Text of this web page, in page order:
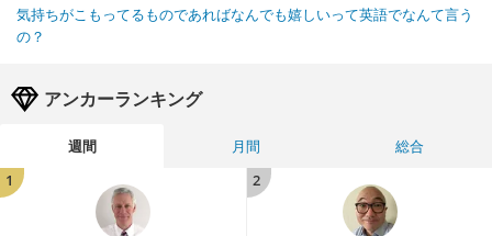
気持ちがこもってるものであればなんでも嬉しいって英語でなんて言う
の？
アンカーランキング
週間 月間
総合
1
2